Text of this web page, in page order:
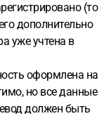
(то
дополнительно
уже учтена в
оформлена на
но все данные
должен быть